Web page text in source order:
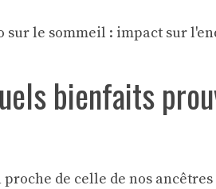
bienfaits
de celle de nos